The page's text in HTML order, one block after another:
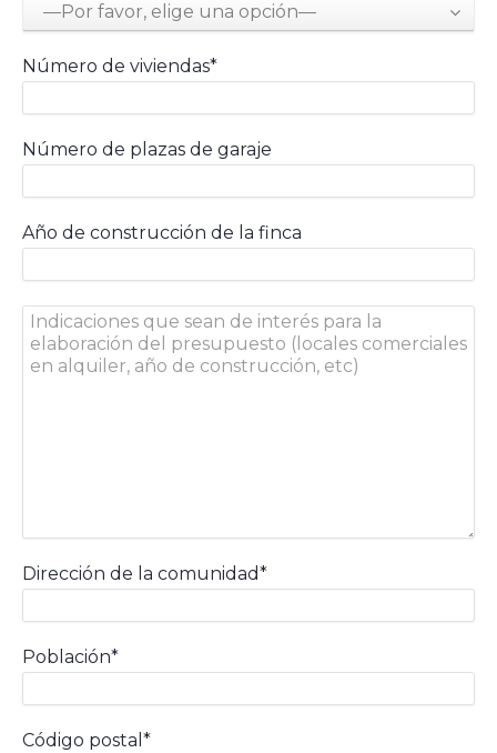
—Por favor, elige una opción—
Número de viviendas*
Número de plazas de garaje
Año de construcción de la finca
Dirección de la comunidad*
Población*
Código postal*